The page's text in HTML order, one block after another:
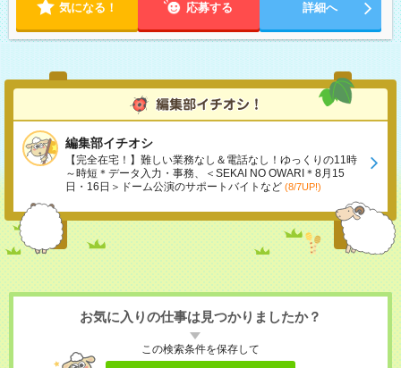
気になる！ 応募する 詳細へ
編集部イチオシ
【完全在宅！】難しい業務なし＆電話なし！ゆっくりの11時
～時短＊データ入力・事務、＜SEKAI NO OWARI＊8月15
日・16日＞ドーム公演のサポートバイトなど (8/7UP!)
お気に入りの仕事は見つかりましたか？
この検索条件を保存して